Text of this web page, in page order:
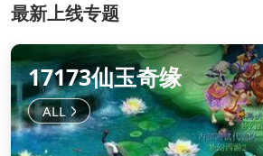
最新上线专题
17173仙玉奇缘